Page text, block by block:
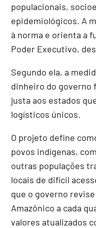
populacionais,
epidemiológicos. A
à norma e orienta a
Poder Executivo,
Segundo ela, a
dinheiro do governo
justa aos estados
logísticos únicos.
O projeto define
povos indígenas,
outras populações
locais de difícil
que o governo
Amazônico a cada
valores atualizados